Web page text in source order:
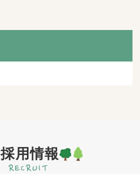
採用情報